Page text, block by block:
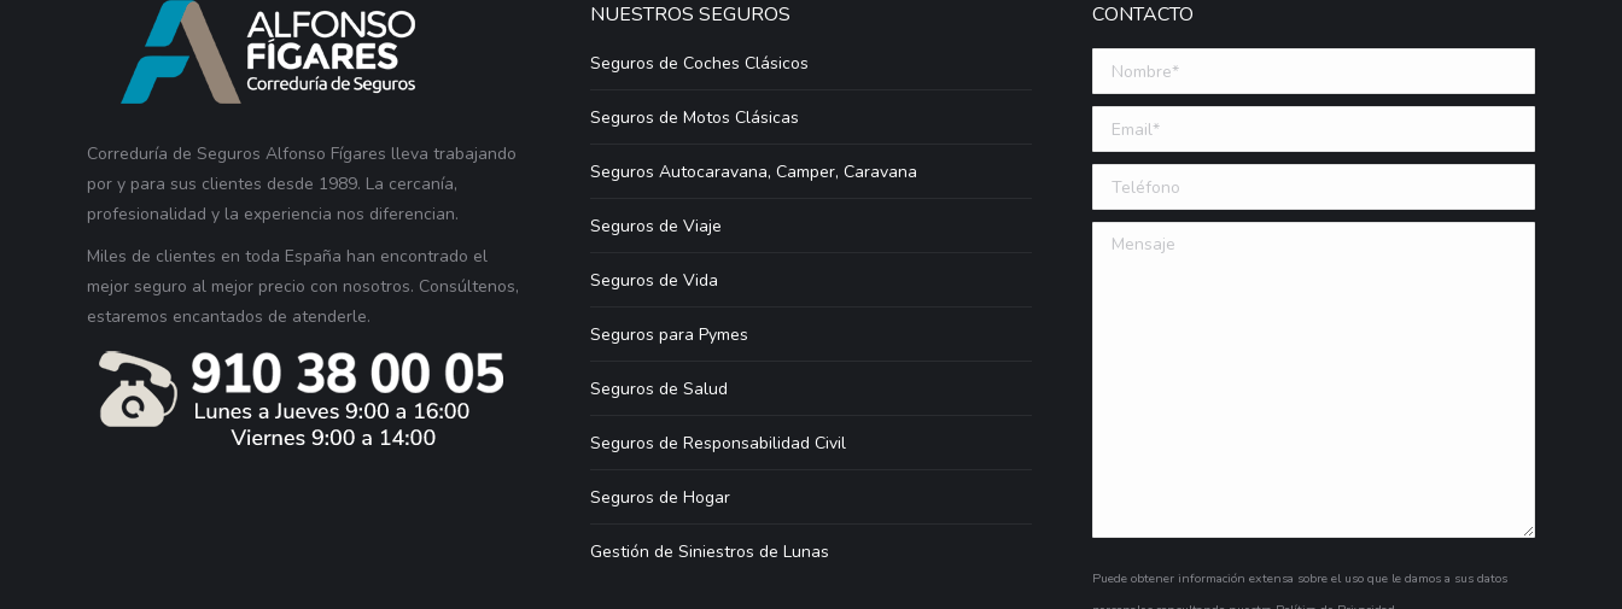
Correduría de Seguros Alfonso Fígares lleva trabajando
por y para sus clientes desde 1989. La cercanía,
profesionalidad y la experiencia nos diferencian.
Miles de clientes en toda España han encontrado el
mejor seguro al mejor precio con nosotros. Consúltenos,
estaremos encantados de atenderle.
NUESTROS SEGUROS
Seguros de Coches Clásicos
Seguros de Motos Clásicas
Seguros Autocaravana, Camper, Caravana
Seguros de Viaje
Seguros de Vida
Seguros para Pymes
Seguros de Salud
Seguros de Responsabilidad Civil
Seguros de Hogar
Gestión de Siniestros de Lunas
CONTACTO
Nombre *
Email (requerido)
Teléfono
Mensaje
Puede obtener información extensa sobre el uso que le damos a sus datos